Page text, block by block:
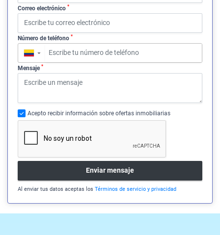
Correo electrónico *
Número de teléfono *
▼
Mensaje *
Acepto recibir información sobre ofertas inmobiliarias
Enviar mensaje
Al enviar tus datos aceptas los Términos de servicio y privacidad